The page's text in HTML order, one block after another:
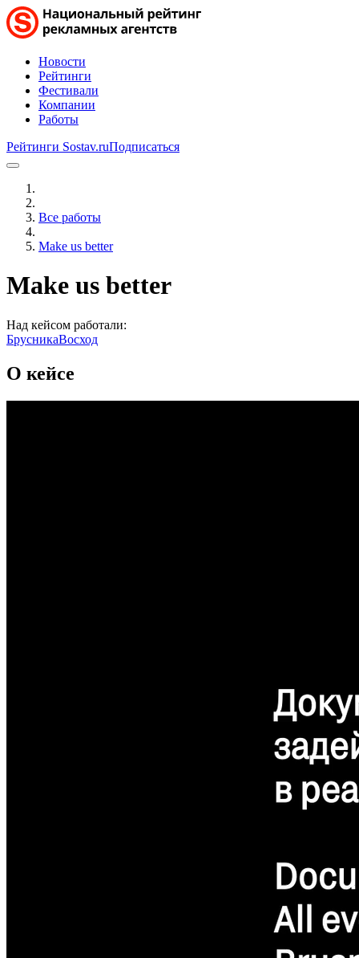
Новости
Рейтинги
Фестивали
Компании
Работы
Рейтинги Sostav.ruПодписаться
Все работы
Make us better
Make us better
Над кейсом работали:
БрусникаВосход
О кейсе